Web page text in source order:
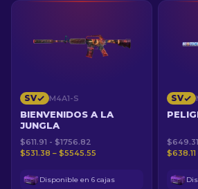
SV M4A1-S
BIENVENIDOS A LA
JUNGLA
$611.91 - $1756.82
$531.38 – $5545.55
Disponible en 6 cajas
SV